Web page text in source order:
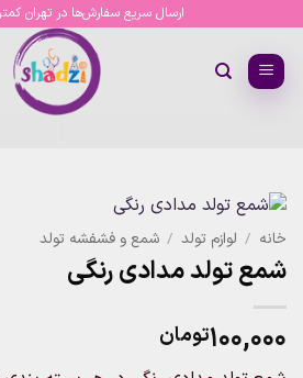
content
ارسال سریع سفارش‌ها در تهران
خانه / لوازم تولد / شمع و فشفشه تولد
شمع تولد مدادی رنگی
۱۰۰,۰۰۰تومان